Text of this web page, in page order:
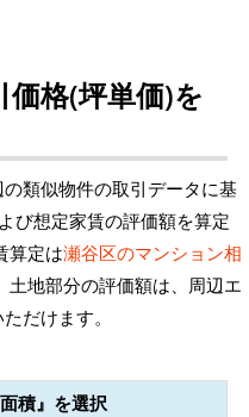
格(坪単価)を
類似物件の取引データに基
び想定家賃の評価額を算定
算定は瀬谷区のマンション相
土地部分の評価額は、周辺エ
だけます。
積』を選択